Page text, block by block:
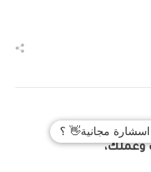
فوائد
وعملك،
مجانية👋 ؟